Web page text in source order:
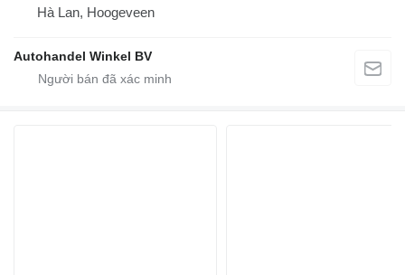
Hà Lan, Hoogeveen
Autohandel Winkel BV